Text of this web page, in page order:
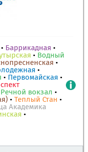
• Баррикадная •
• Водный
•
•
• Первомайская •
Речной вокзал •
• Теплый Стан •
Академика
•